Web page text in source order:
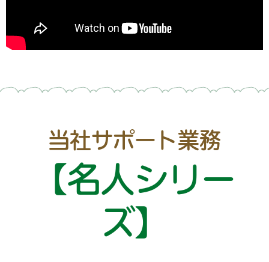
当社サポート業務
【名人シリー
ズ】